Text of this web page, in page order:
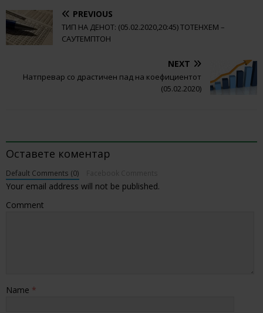
PREVIOUS
ТИП НА ДЕНОТ: (05.02.2020,20:45) ТОТЕНХЕМ –
САУТЕМПТОН
NEXT
Натпревар со драстичен пад на коефициентот
(05.02.2020)
Оставете коментар
Default Comments (0)
Your email address will not be published.
Comment
Name *